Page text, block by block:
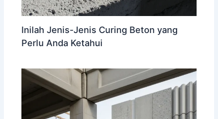
Inilah Jenis-Jenis Curing Beton yang
Perlu Anda Ketahui